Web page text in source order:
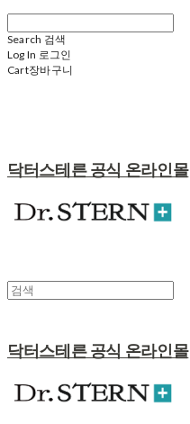
Search 검색
Log In 로그인
Cart장바구니
닥터스테른 공식 온라인몰
닥터스테른 공식 온라인몰